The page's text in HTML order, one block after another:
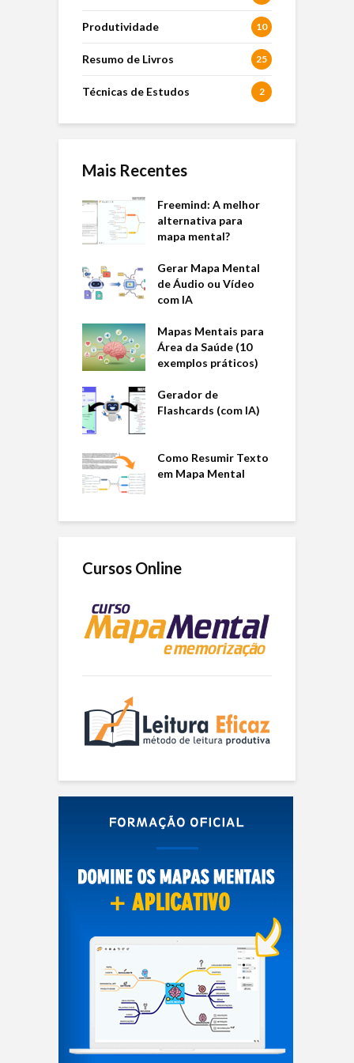
Produtividade 10
Resumo de Livros 25
Técnicas de Estudos 2
Mais Recentes
Freemind: A melhor
alternativa para
mapa mental?
Gerar Mapa Mental
de Áudio ou Vídeo
com IA
Mapas Mentais para
Área da Saúde (10
exemplos práticos)
Gerador de
Flashcards (com IA)
Como Resumir Texto
em Mapa Mental
Cursos Online